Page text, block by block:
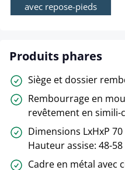
avec repose-pieds
Produits phares
Siège et dossier
Rembourrage en
revêtement en simili-
Dimensions LxHxP
Hauteur assise: 48-58
Cadre en métal avec